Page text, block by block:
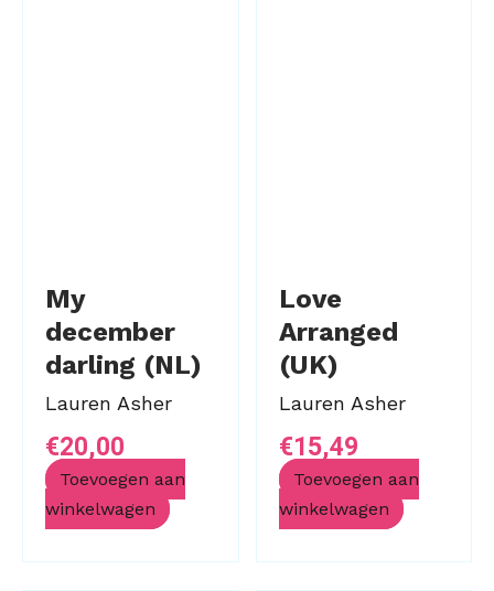
My
december
darling (NL)
Lauren Asher
€20,00
Toevoegen aan
winkelwagen
Love
Arranged
(UK)
Lauren Asher
€15,49
Toevoegen aan
winkelwagen